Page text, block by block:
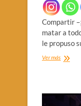
Compartir
matar a
le propuso
Ver másEL